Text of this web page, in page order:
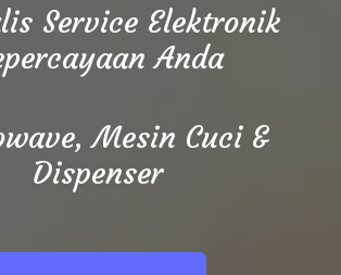
Service Elektronik
Anda
Mesin Cuci &
Dispenser